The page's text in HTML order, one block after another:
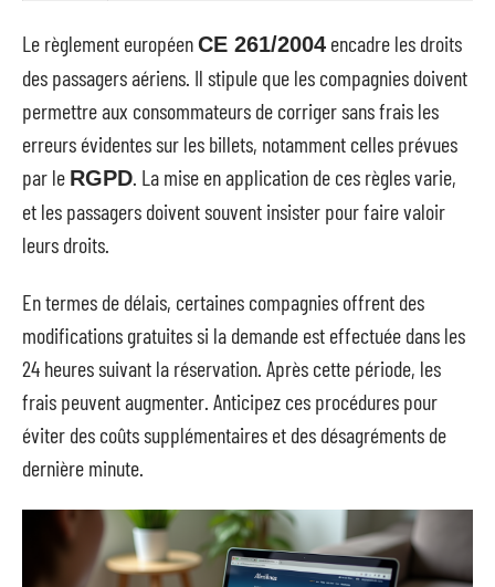
Le règlement européenCE 261/2004 encadre les droits
des passagers aériens. Il stipule que les compagnies doivent
permettre aux consommateurs de corriger sans frais les
erreurs évidentes sur les billets, notamment celles prévues
par le RGPD . La mise en application de ces règles varie,
et les passagers doivent souvent insister pour faire valoir
leurs droits.
En termes de délais, certaines compagnies offrent des
modifications gratuites si la demande est effectuée dans les
24 heures suivant la réservation. Après cette période, les
frais peuvent augmenter. Anticipez ces procédures pour
éviter des coûts supplémentaires et des désagréments de
dernière minute.